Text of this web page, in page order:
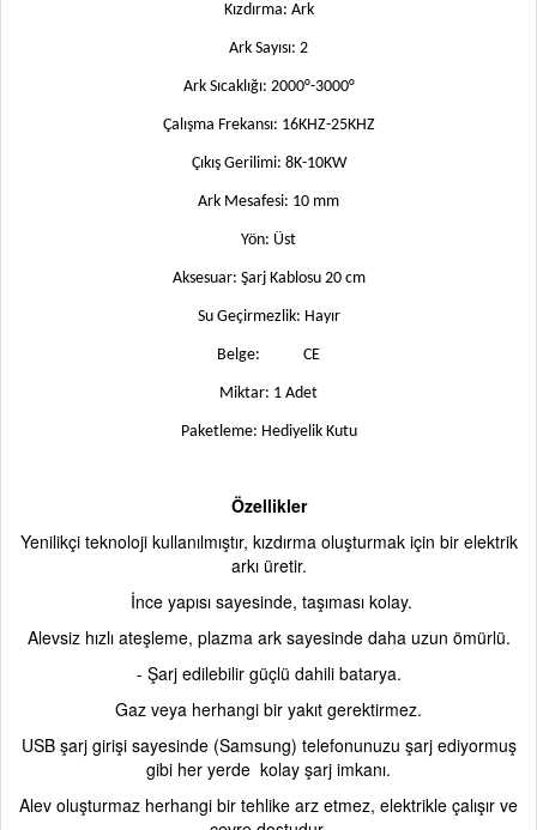
Kızdırma: Ark
Ark Sayısı: 2
Ark Sıcaklığı: 2000°-3000°
Çalışma Frekansı: 16KHZ-25KHZ
Çıkış Gerilimi: 8K-10KW
Ark Mesafesi: 10 mm
Yön: Üst
Aksesuar: Şarj Kablosu 20 cm
Su Geçirmezlik: Hayır
Belge: CE
Miktar: 1 Adet
Paketleme: Hediyelik Kutu
Özellikler
Yenilikçi teknoloji kullanılmıştır, kızdırma oluşturmak için bir elektrik
arkı üretir.
İnce yapısı sayesinde, taşıması kolay.
Alevsiz hızlı ateşleme, plazma ark sayesinde daha uzun ömürlü.
- Şarj edilebilir güçlü dahili batarya.
Gaz veya herhangi bir yakıt gerektirmez.
USB şarj girişi sayesinde (Samsung) telefonunuzu şarj ediyormuş
gibi her yerde kolay şarj imkanı.
Alev oluşturmaz herhangi bir tehlike arz etmez, elektrikle çalışır ve